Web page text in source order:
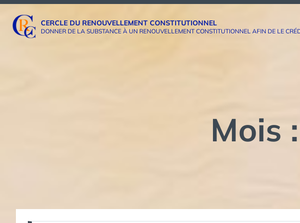
Aller
contenu
CERCLE DU RENOUVELLEMENT CONSTITUTIONNEL
DONNER DE LA SUBSTANCE À UN RENOUVELLEMENT CONSTITUTIONNEL AFIN DE LE
Mois :